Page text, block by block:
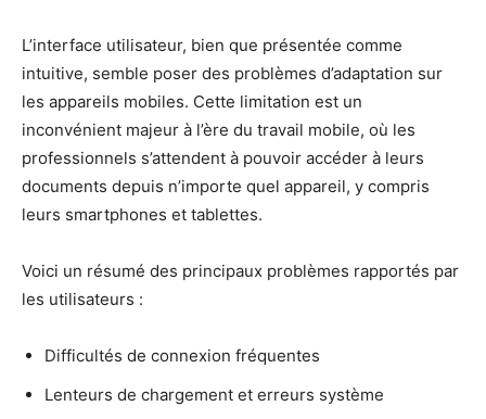
L’interface utilisateur, bien que présentée comme
intuitive, semble poser des problèmes d’adaptation sur
les appareils mobiles. Cette limitation est un
inconvénient majeur à l’ère du travail mobile, où les
professionnels s’attendent à pouvoir accéder à leurs
documents depuis n’importe quel appareil, y compris
leurs smartphones et tablettes.
Voici un résumé des principaux problèmes rapportés par
les utilisateurs :
Difficultés de connexion fréquentes
Lenteurs de chargement et erreurs système